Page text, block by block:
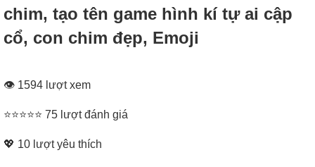
chim, tạo tên game hình kí tự ai cập
cổ, con chim đẹp, Emoji
👁 1594 lượt xem
⭐⭐⭐⭐⭐ 75 lượt đánh giá
💖 10 lượt yêu thích